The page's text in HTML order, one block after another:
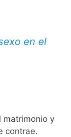
en el
matrimonio y
contrae.